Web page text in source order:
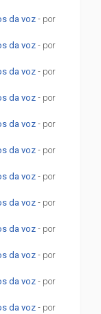
da voz - por
da voz - por
da voz - por
da voz - por
da voz - por
da voz - por
da voz - por
da voz - por
da voz - por
da voz - por
da voz - por
da voz - por